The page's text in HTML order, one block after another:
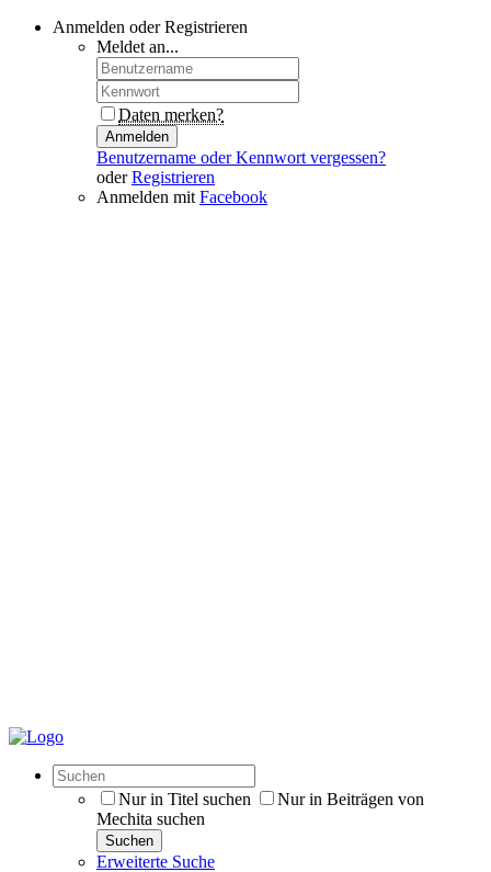
Anmelden oder Registrieren
Meldet an...
Daten merken?
Anmelden
Benutzername oder Kennwort vergessen?
oderRegistrieren
Anmelden mit Facebook
Nur in Titel suchen
Nur in Beiträgen von
Mechita suchen
Suchen
Erweiterte Suche